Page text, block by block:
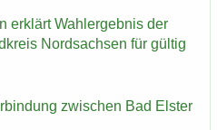
er­klärt Wahl­er­geb­nis der
Nord­sach­sen für gül­tig
zwi­schen Bad Els­ter